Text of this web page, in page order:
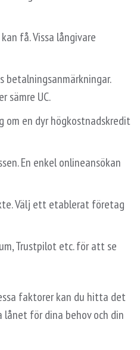
få. Vissa långivare
betalningsanmärkningar.
sämre UC.
om en dyr högkostnadskredit
En enkel onlineansökan
Välj ett etablerat företag
Trustpilot etc. för att se
faktorer kan du hitta det
för dina behov och din